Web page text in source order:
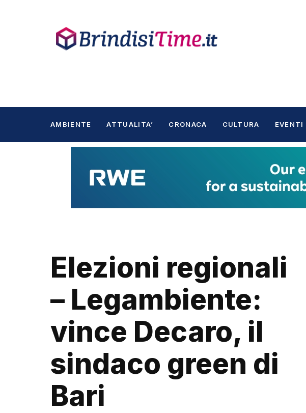
AMBIENTE ATTUALITA’ CRONACA CULTURA EVENTI
Elezioni regionali
– Legambiente:
vince Decaro, il
sindaco green di
Bari